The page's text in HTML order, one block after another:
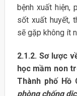
bệnh xuất hiện,
sốt xuất huyết,
sẽ gặp không ít
2.1.2. Sơ lược
học mầm non
Thành phố Hồ
phòng chống